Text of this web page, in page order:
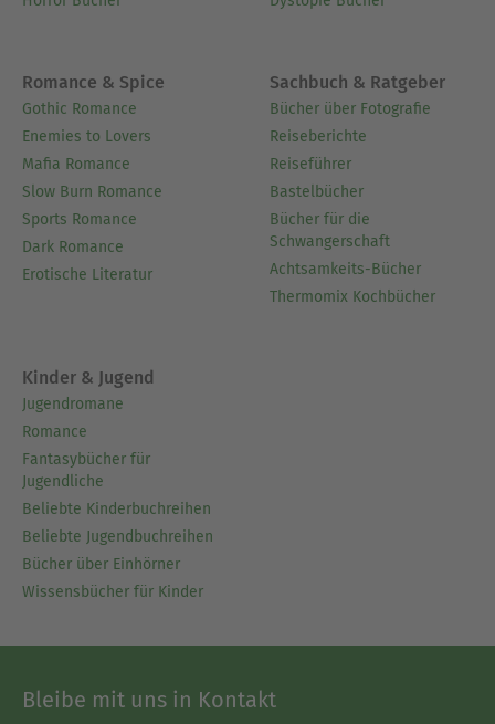
Romance & Spice
Gothic Romance
Enemies to Lovers
Mafia Romance
Slow Burn Romance
Sports Romance
Dark Romance
Erotische Literatur
Sachbuch & Ratgeber
Bücher über Fotografie
Reiseberichte
Reiseführer
Bastelbücher
Bücher für die
Schwangerschaft
Achtsamkeits-Bücher
Thermomix Kochbücher
Kinder & Jugend
Jugendromane
Romance
Fantasybücher für
Jugendliche
Beliebte Kinderbuchreihen
Beliebte Jugendbuchreihen
Bücher über Einhörner
Wissensbücher für Kinder
Bleibe mit uns in Kontakt